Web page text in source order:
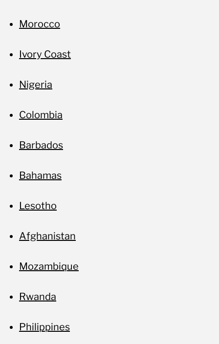
Morocco
Ivory Coast
Nigeria
Colombia
Barbados
Bahamas
Lesotho
Afghanistan
Mozambique
Rwanda
Philippines